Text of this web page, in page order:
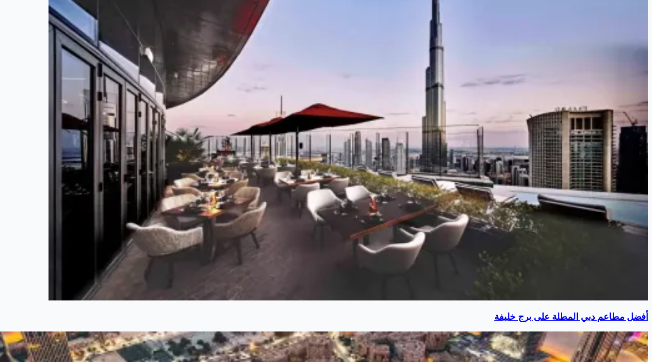
أفضل مطاعم دبي المطلة على برج خليفة